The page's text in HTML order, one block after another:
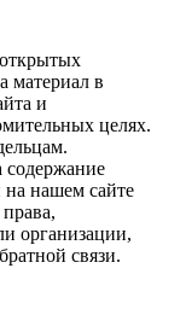
материал в
и
целях.
содержание
нашем сайте
организации,
связи.